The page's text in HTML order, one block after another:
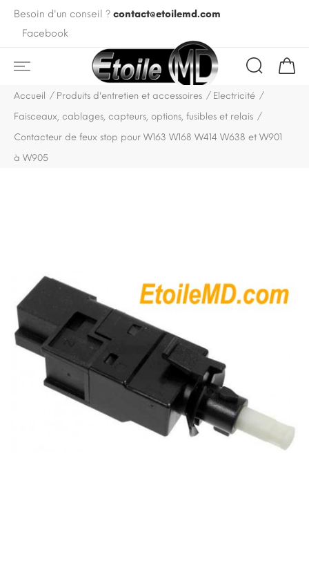
Besoin d'un conseil ? contact@etoilemd.com
Facebook
Accueil Produits d'entretien et accessoires
Electricité
Faisceaux, cablages, capteurs, options, fusibles et relais
Contacteur de feux stop pour W163 W168 W414 W638 et W901
à W905